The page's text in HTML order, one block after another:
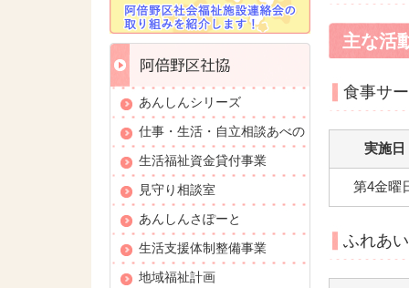
主な活
食事サ
実施日
第4金曜
ふれあ
あんしんシリーズ
仕事・生活・自立相談あべの
生活福祉資金貸付事業
見守り相談室
あんしんさぽーと
生活支援体制整備事業
地域福祉計画